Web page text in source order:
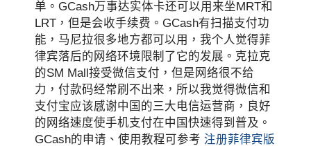
单。GCash万事达实体卡还可以用来坐MRT和
LRT，但是会收手续费。GCash有扫描支付功
能，马尼拉很多地方都可以用，我个人觉得菲
律宾落后的网络环境限制了它的发展。克拉克
的SM Mall接受微信支付，但是网络很不给
力，付款码经常刷不出来，所以我觉得微信和
支付宝应该感谢中国的三大电信运营商，良好
的网络速度使手机支付在中国快速得到普及。
GCash的申请、使用教程可参考注册菲律宾版